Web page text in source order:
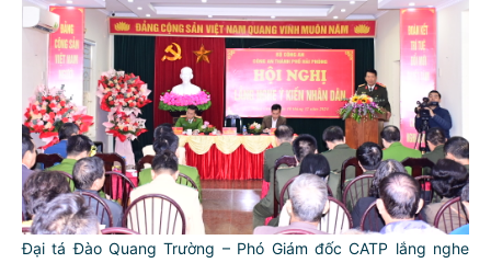
Đại tá Đào Quang Trường – Phó Giám đốc CATP lắng nghe